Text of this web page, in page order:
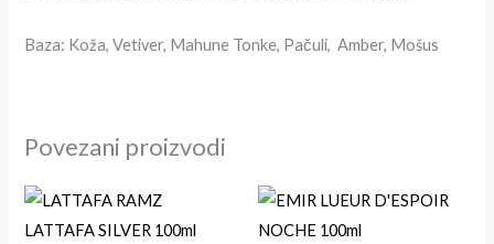
Baza: Koža, Vetiver, Mahune Tonke, Pačuli, Amber, Mošus
Povezani proizvodi